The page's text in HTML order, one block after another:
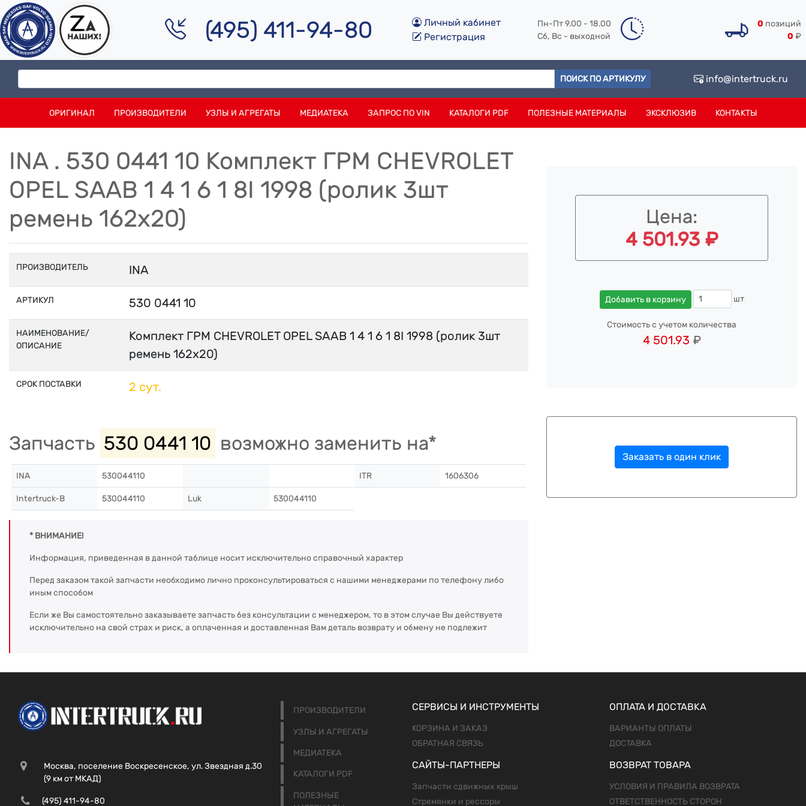
(495) 411-94-80
Личный кабинет
Регистрация
Пн-Пт 9.00 - 18.00
Сб, Вс - выходной
0 позиций
0 ₽
ПОИСК ПО АРТИКУЛУ info@intertruck.ru
ОРИГИНАЛ ПРОИЗВОДИТЕЛИ УЗЛЫ И АГРЕГАТЫ МЕДИАТЕКА ЗАПРОС ПО VIN КАТАЛОГИ PDF ПОЛЕЗНЫЕ МАТЕРИАЛЫ ЭКСКЛЮЗИВ КОНТАКТЫ
INA . 530 0441 10 Комплект ГРМ CHEVROLET
OPEL SAAB 1 4 1 6 1 8I 1998 (ролик 3шт
ремень 162x20)
ПРОИЗВОДИТЕЛЬ INA
АРТИКУЛ 530 0441 10
НАИМЕНОВАНИЕ/
ОПИСАНИЕ
Комплект ГРМ CHEVROLET OPEL SAAB 1 4 1 6 1 8I 1998 (ролик 3шт
ремень 162x20)
СРОК ПОСТАВКИ 2 сут.
Запчасть 530 0441 10 возможно заменить на*
INA 530044110 ITR 1606306
Intertruck-B 530044110 Luk 530044110
* ВНИМАНИЕ!
Информация, приведенная в данной таблице носит исключительно справочный характер
Перед заказом такой запчасти необходимо лично проконсультироваться с нашими менеджерами по телефону либо
иным способом
Если же Вы самостоятельно заказываете запчасть без консультации с менеджером, то в этом случае Вы действуете
исключительно на свой страх и риск, а оплаченная и доставленная Вам деталь возврату и обмену не подлежит
Цена:
4 501.93 ₽
Добавить в корзину шт
Стоимость с учетом количества
4 501.93 ₽
Заказать в один клик
Москва, поселение Воскресенское, ул. Звездная д.30
(9 км от МКАД)
(495) 411-94-80
ПРОИЗВОДИТЕЛИ
УЗЛЫ И АГРЕГАТЫ
МЕДИАТЕКА
КАТАЛОГИ PDF
ПОЛЕЗНЫЕ
СЕРВИСЫ И ИНСТРУМЕНТЫ
КОРЗИНА И ЗАКАЗ
ОБРАТНАЯ СВЯЗЬ
САЙТЫ-ПАРТНЕРЫ
Запчасти сдвижных крыш
Стремянки и рессоры
ОПЛАТА И ДОСТАВКА
ВАРИАНТЫ ОПЛАТЫ
ДОСТАВКА
ВОЗВРАТ ТОВАРА
УСЛОВИЯ И ПРАВИЛА ВОЗВРАТА
ОТВЕТСТВЕННОСТЬ СТОРОН